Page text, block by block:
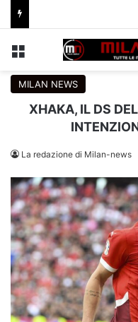
MILAN NEWS
XHAKA, IL DS
La redazione di Milan-news